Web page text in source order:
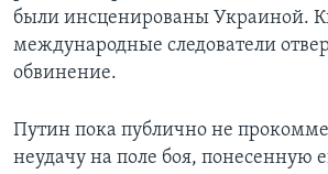
были инсценированы Украиной.
международные следователи
обвинение.
Путин пока публично не
неудачу на поле боя, понесенную